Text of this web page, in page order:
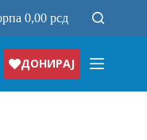
0,00рсд
ДОНИРАЈ